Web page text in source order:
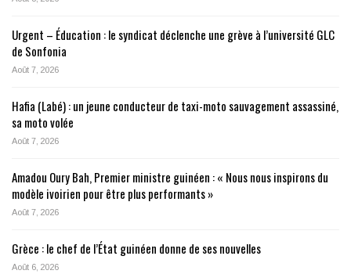
Urgent – Éducation : le syndicat déclenche une grève à l’université GLC
de Sonfonia
Août 7, 2026
Hafia (Labé) : un jeune conducteur de taxi-moto sauvagement assassiné,
sa moto volée
Août 7, 2026
Amadou Oury Bah, Premier ministre guinéen : « Nous nous inspirons du
modèle ivoirien pour être plus performants »
Août 7, 2026
Grèce : le chef de l’État guinéen donne de ses nouvelles
Août 6, 2026